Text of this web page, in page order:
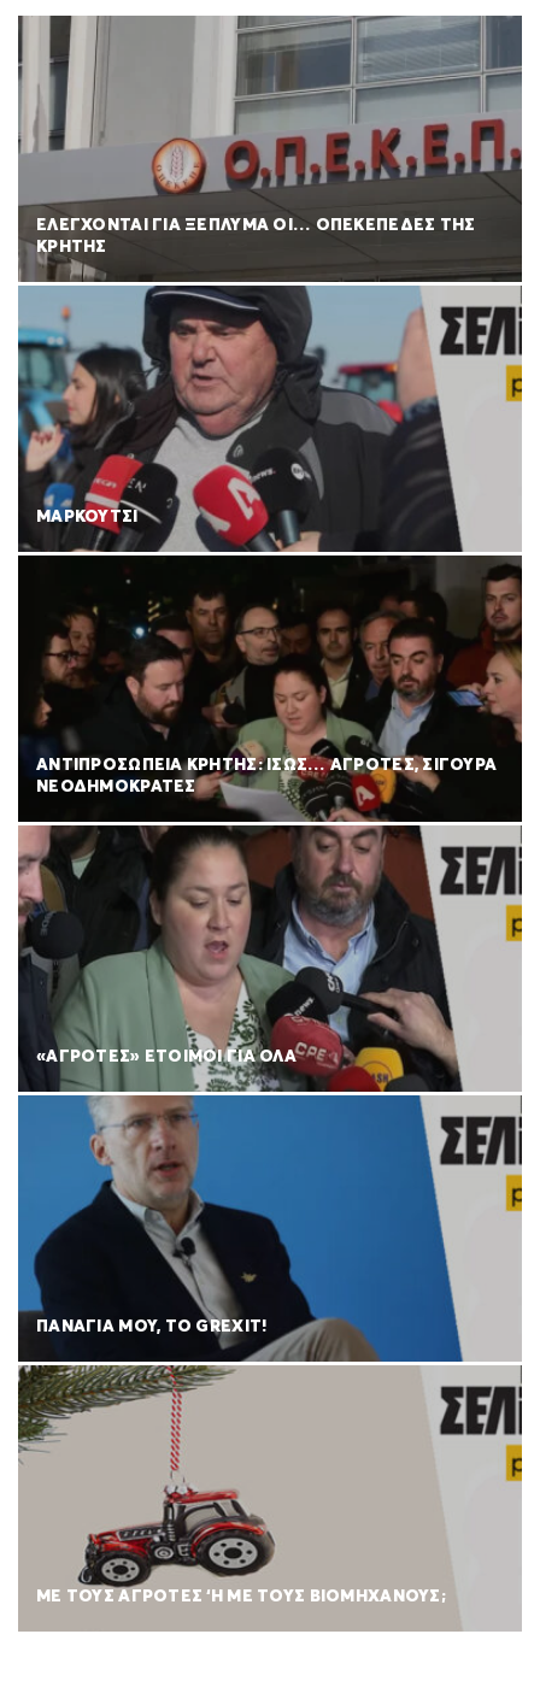
ΕΛΕΓΧΟΝΤΑΙ ΓΙΑ ΞΕΠΛΥΜΑ ΟΙ… ΟΠΕΚΕΠΕΔΕΣ ΤΗΣ
ΚΡΗΤΗΣ
ΜΑΡΚΟΥΤΣΙ
ΑΝΤΙΠΡΟΣΩΠΕΙΑ ΚΡΗΤΗΣ: ΙΣΩΣ… ΑΓΡΟΤΕΣ, ΣΙΓΟΥΡΑ
ΝΕΟΔΗΜΟΚΡΑΤΕΣ
«ΑΓΡΟΤΕΣ» ΕΤΟΙΜΟΙ ΓΙΑ ΟΛΑ
ΠΑΝΑΓΙΑ ΜΟΥ, ΤΟ GREXIT!
ΜΕ ΤΟΥΣ ΑΓΡΟΤΕΣ ‘Η ΜΕ ΤΟΥΣ ΒΙΟΜΗΧΑΝΟΥΣ;